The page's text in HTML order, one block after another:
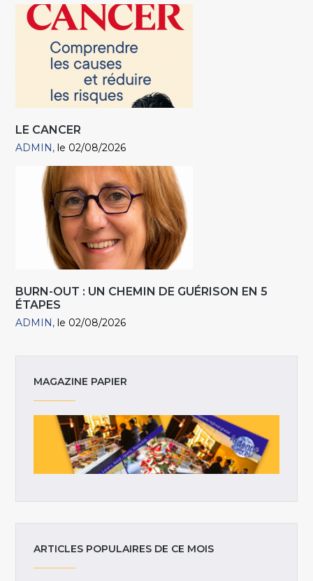
LE CANCER
ADMIN le 02/08/2026
BURN-OUT : UN CHEMIN DE GUÉRISON EN 5
ÉTAPES
ADMIN le 02/08/2026
MAGAZINE PAPIER
ARTICLES POPULAIRES DE CE MOIS